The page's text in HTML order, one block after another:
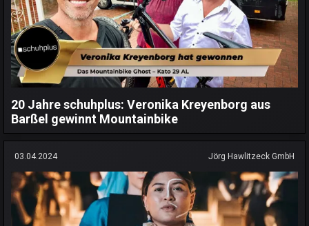
20 Jahre schuhplus: Veronika Kreyenborg aus
Barßel gewinnt Mountainbike
03.04.2024 Jörg Hawlitzeck GmbH